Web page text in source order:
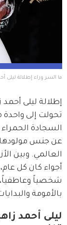
ما السر وراء إطلالة ليلى
تحولت إلى واحدة
السجادة
عن جنس
العالمي. وبين
أجواء كان كل
شخصياً
بالأمومة
ليلى أحمد